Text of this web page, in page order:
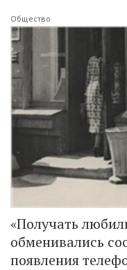
Общество
«Получать
обменивались
появления